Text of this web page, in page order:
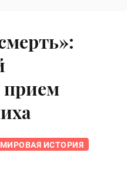
прием
МИРОВАЯ ИСТОРИЯ